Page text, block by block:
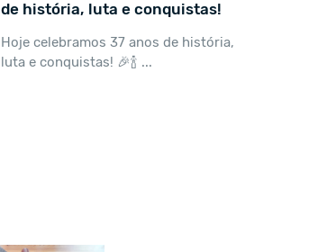
de história, luta e conquistas!
Hoje celebramos 37 anos de história,
luta e conquistas! 🎉🍾 ...